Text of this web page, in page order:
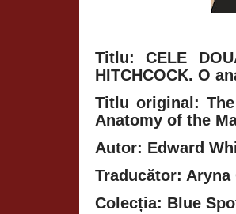
Titlu: CELE
HITCHCOCK. O
Titlu original:
Anatomy of the
Autor: Edward
Traducător: Aryna
Colecția: Blue